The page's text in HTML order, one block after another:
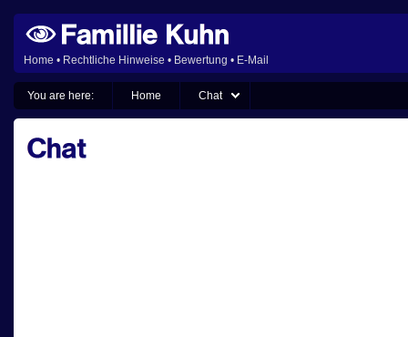
Home • Rechtliche Hinweise • Bewertung • E-Mail
You are here: Home Chat